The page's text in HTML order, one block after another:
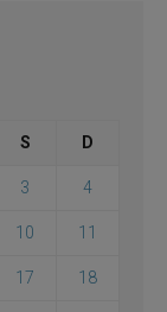
S D
3 4
10 11
17 18